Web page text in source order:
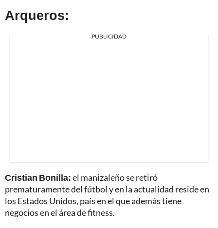
Arqueros:
PUBLICIDAD
Cristian Bonilla:el manizaleño se retiró
prematuramente del fútbol y en la actualidad reside en
los Estados Unidos, país en el que además tiene
negocios en el área de fitness.